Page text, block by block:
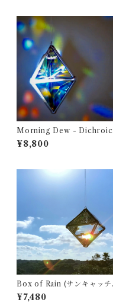
Morning Dew - Dichroic
(サンキャッチャー ・ ウォー
タープリズム)
¥8,800
Box of Rain (サンキャッチャ
ー ・ ウォータープリズム)
¥7,480